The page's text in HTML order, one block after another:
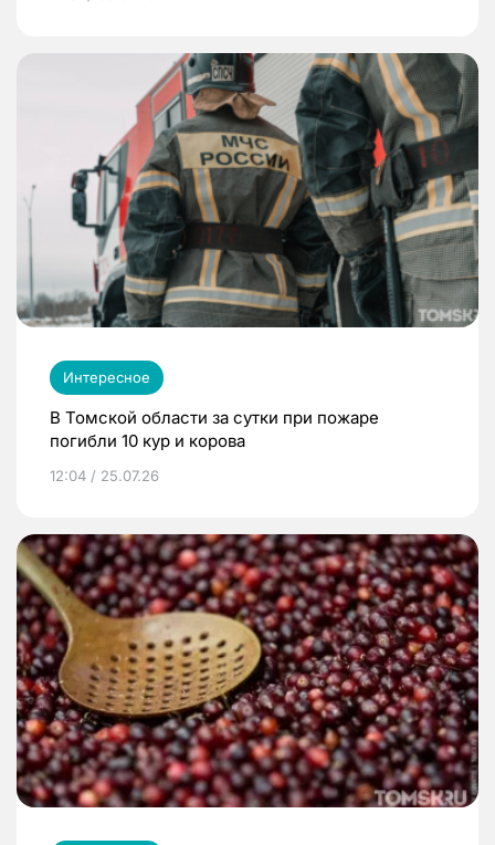
Интересное
В Томской области за сутки при пожаре
погибли 10 кур и корова
12:04 / 25.07.26